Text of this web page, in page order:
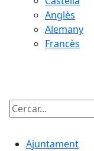
Anglès
Alemany
Francès
Cercar:
Ajuntament